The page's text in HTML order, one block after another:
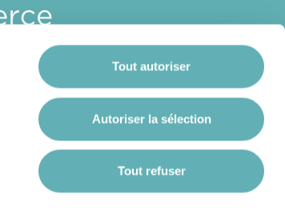
Tout autoriser
Autoriser la sélection
Tout refuser